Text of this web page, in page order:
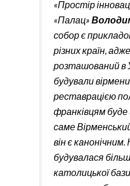
«Простір
«Палац»
собор є
різних країн,
розташований в
будували
реставрацією
франківцям буде
саме
він є
будувалася
католицької